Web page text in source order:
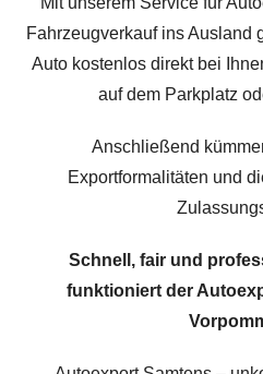
Fahrzeugverkauf ins Ausland
Auto kostenlos direkt bei
auf dem Parkplatz
Anschließend
Exportformalitäten und
Schnell, fair und
funktioniert der